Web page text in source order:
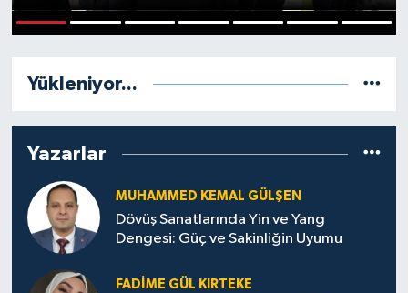
Yükleniyor...
Yazarlar
MUHAMMED KEMAL GÜLŞEN
Dövüş Sanatlarında Yin ve Yang
Dengesi: Güç ve Sakinliğin Uyumu
FADIME GÜL KIRTEKE
Politika
Sağlık
Spor
Yaşam